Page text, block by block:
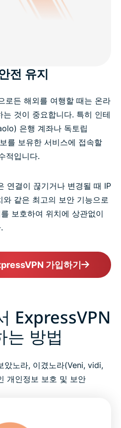
전 유지
로든 해외를 여행할 때는 온라
것이 중요합니다. 특히 인테
은행 계좌나 독토립
를 보유한 서비스에 접속할
적입니다.
연결이 끊기거나 변경될 때 IP
같은 최고의 보안 기능으로
보호하여 위치에 상관없이
가입하기
ExpressVPN
는 방법
았노라, 이겼노라(Veni, vidi,
개인정보 보호 및 보안